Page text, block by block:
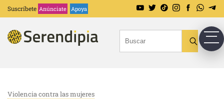
Suscríbete Anúnciate Apoya
Violencia contra las mujeres